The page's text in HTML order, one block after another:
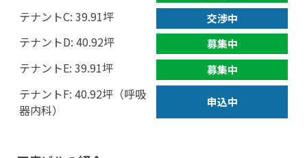
テナントC: 39.91坪 交渉中
テナントD: 40.92坪 募集中
テナントE: 39.91坪 募集中
テナントF: 40.92坪（呼吸
器内科）
申込中